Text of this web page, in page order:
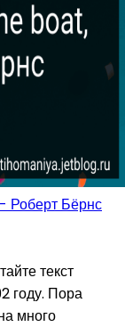
Бёрнс
текст
году. Пора
много